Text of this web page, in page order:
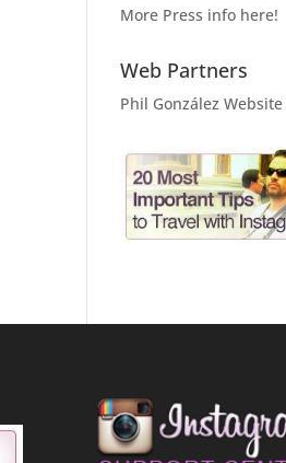
More Press info here!
Web Partners
Phil González Website